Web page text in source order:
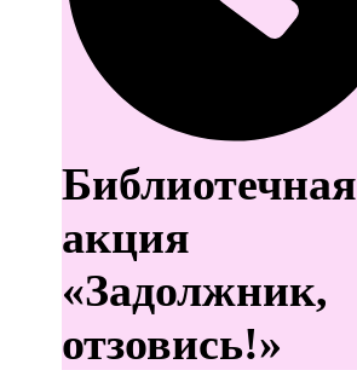
Библиотечная
акция
«Задолжник,
отзовись!»